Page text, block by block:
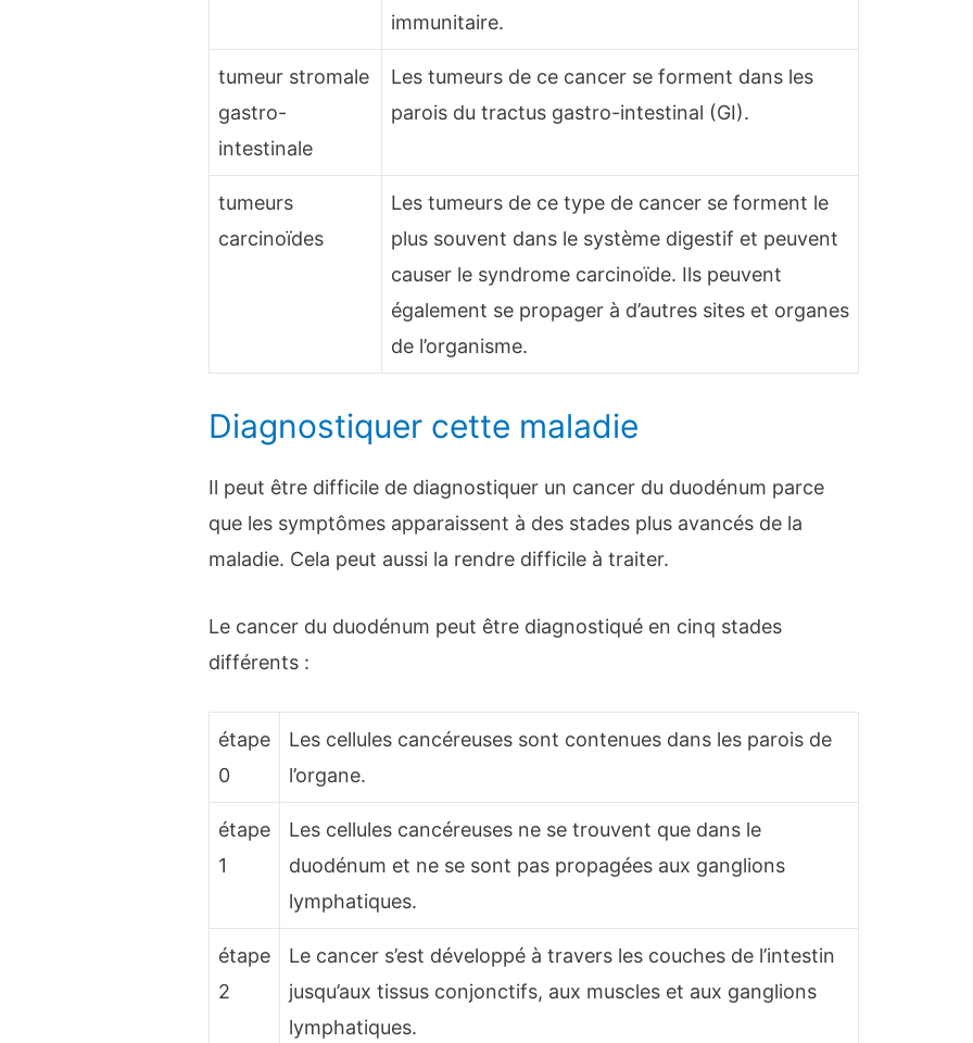
immunitaire.
tumeur stromale
gastro-
intestinale
Les tumeurs de ce cancer se forment dans les
parois du tractus gastro-intestinal (GI).
tumeurs
carcinoïdes
Les tumeurs de ce type de cancer se forment le
plus souvent dans le système digestif et peuvent
causer le syndrome carcinoïde. Ils peuvent
également se propager à d’autres sites et organes
de l’organisme.
Diagnostiquer cette maladie
Il peut être difficile de diagnostiquer un cancer du duodénum parce
que les symptômes apparaissent à des stades plus avancés de la
maladie. Cela peut aussi la rendre difficile à traiter.
Le cancer du duodénum peut être diagnostiqué en cinq stades
différents :
étape
0
Les cellules cancéreuses sont contenues dans les parois de
l’organe.
étape
1
Les cellules cancéreuses ne se trouvent que dans le
duodénum et ne se sont pas propagées aux ganglions
lymphatiques.
étape
2
Le cancer s’est développé à travers les couches de l’intestin
jusqu’aux tissus conjonctifs, aux muscles et aux ganglions
lymphatiques.